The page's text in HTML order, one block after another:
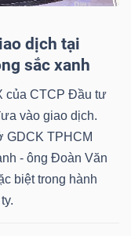
dịch tại
sắc xanh
của CTCP Đầu tư
vào giao dịch.
GDCK TPHCM
- ông Đoàn Văn
biệt trong hành